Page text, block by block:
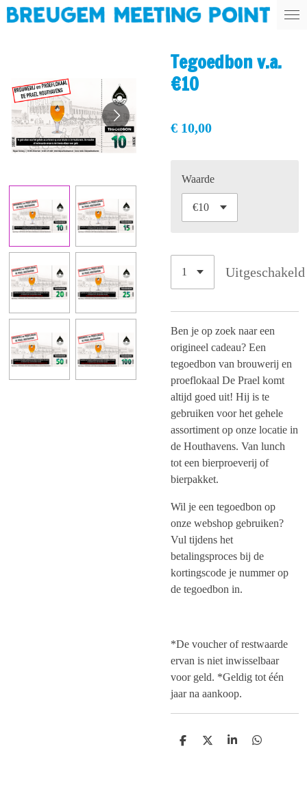
Ga
hoofdinhoud
Tegoedbon v.a.
€10
€ 10,00
Waarde
Uitgeschakeld
Ben je op zoek naar een
origineel cadeau? Een
tegoedbon van brouwerij en
proeflokaal De Prael komt
altijd goed uit! Hij is te
gebruiken voor het gehele
assortiment op onze locatie in
de Houthavens. Van lunch
tot een bierproeverij of
bierpakket.
Wil je een tegoedbon op
onze webshop gebruiken?
Vul tijdens het
betalingsproces bij de
kortingscode je nummer op
de tegoedbon in.
*De voucher of restwaarde
ervan is niet inwisselbaar
voor geld. *Geldig tot één
jaar na aankoop.
D
D
S
D